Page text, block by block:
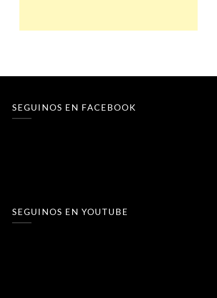
SEGUINOS EN FACEBOOK
SEGUINOS EN YOUTUBE